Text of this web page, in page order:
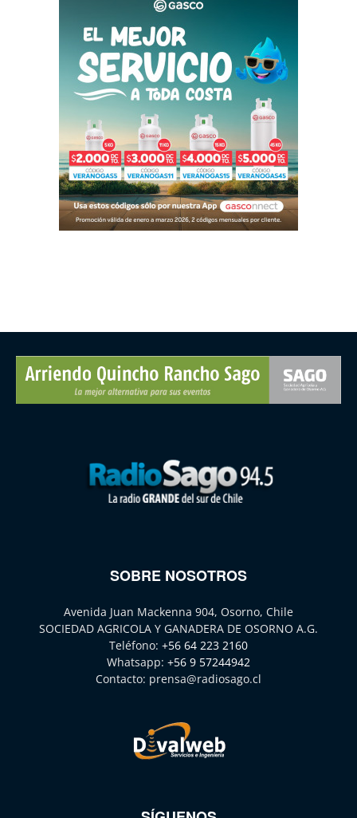
SOBRE NOSOTROS
Avenida Juan Mackenna 904, Osorno, Chile
SOCIEDAD AGRICOLA Y GANADERA DE OSORNO A.G.
Teléfono: +56 64 223 2160
Whatsapp: +56 9 57244942
Contacto: prensa@radiosago.cl